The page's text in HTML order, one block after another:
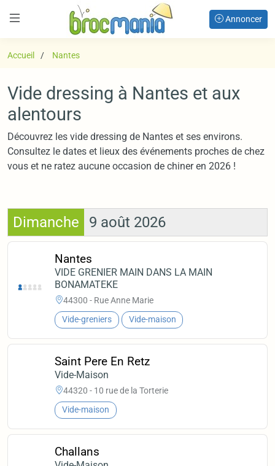
Annoncer
Accueil Nantes
Vide dressing à Nantes et aux
alentours
Découvrez les vide dressing de Nantes et ses environs.
Consultez le dates et lieux des événements proches de chez
vous et ne ratez aucune occasion de chiner en 2026 !
Dimanche 9 août 2026
Nantes
VIDE GRENIER MAIN DANS LA MAIN
BONAMATEKE
44300 - Rue Anne Marie
Vide-greniers Vide-maison
Saint Pere En Retz
Vide-Maison
44320 - 10 rue de la Torterie
Vide-maison
Challans